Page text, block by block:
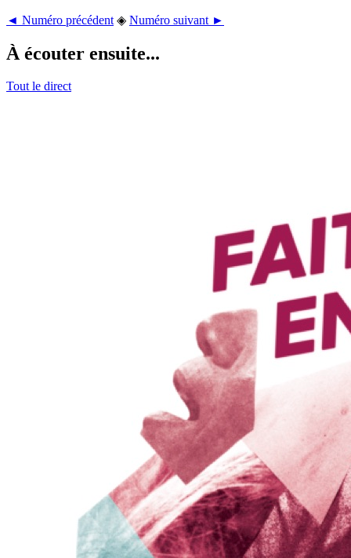
◄ Numéro précédent ◈ Numéro suivant ►
À écouter ensuite...
Tout le direct